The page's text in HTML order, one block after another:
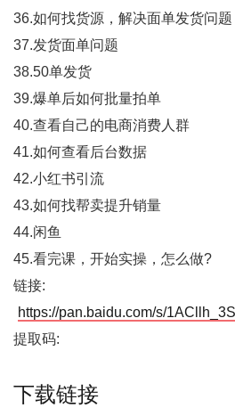
36.如何找货源，解决面单发货问题
37.发货面单问题
38.50单发货
39.爆单后如何批量拍单
40.查看自己的电商消费人群
41.如何查看后台数据
42.小红书引流
43.如何找帮卖提升销量
44.闲鱼
45.看完课，开始实操，怎么做?
链接:
https://pan.baidu.com/s/
提取码:
下载链接